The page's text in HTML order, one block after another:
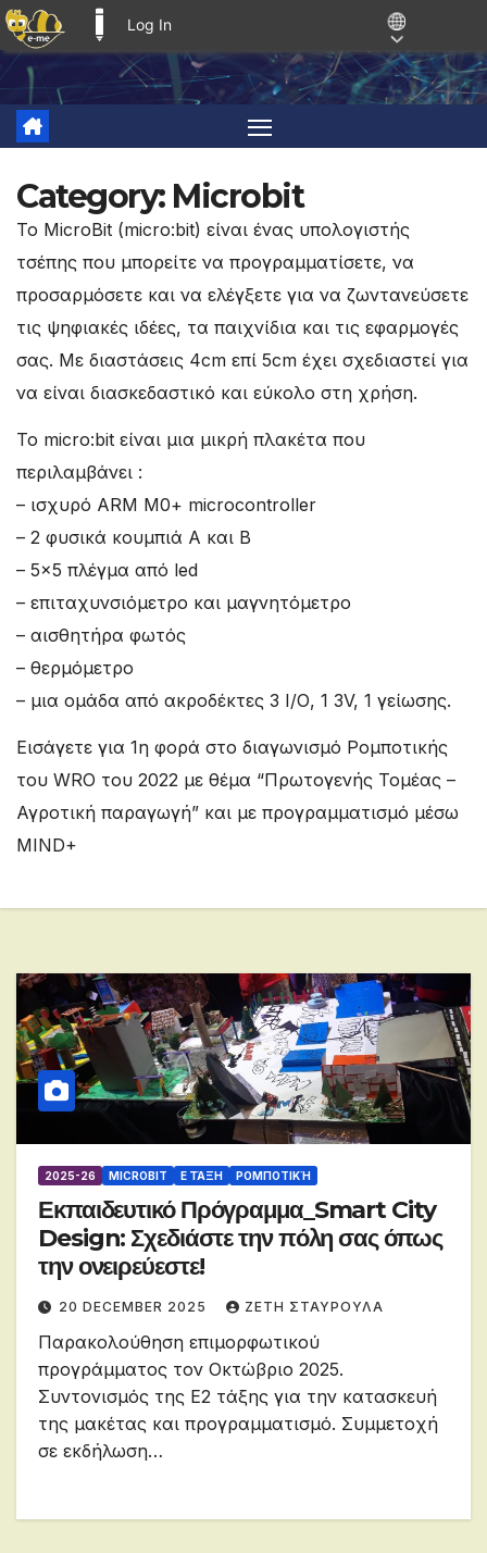
Log In
Skip
content
Category: Microbit
Το MicroBit (micro:bit) είναι ένας υπολογιστής
τσέπης που μπορείτε να προγραμματίσετε, να
προσαρμόσετε και να ελέγξετε για να ζωντανεύσετε
τις ψηφιακές ιδέες, τα παιχνίδια και τις εφαρμογές
σας. Με διαστάσεις 4cm επί 5cm έχει σχεδιαστεί για
να είναι διασκεδαστικό και εύκολο στη χρήση.
Το micro:bit είναι μια μικρή πλακέτα που
περιλαμβάνει :
– ισχυρό ARM M0+ microcontroller
– 2 φυσικά κουμπιά A και B
– 5×5 πλέγμα από led
– επιταχυνσιόμετρο και μαγνητόμετρο
– αισθητήρα φωτός
– θερμόμετρο
– μια ομάδα από ακροδέκτες 3 Ι/Ο, 1 3V, 1 γείωσης.
Εισάγετε για 1η φορά στο διαγωνισμό Ρομποτικής
του WRO του 2022 με θέμα “Πρωτογενής Τομέας –
Αγροτική παραγωγή” και με προγραμματισμό μέσω
MIND+
2025-26 MICROBIT Ε ΤΆΞΗ ΡΟΜΠΟΤΙΚΉ
Εκπαιδευτικό Πρόγραμμα_Smart City
Design: Σχεδιάστε την πόλη σας όπως
την ονειρεύεστε!
20 DECEMBER 2025 ΖΕΤΗ ΣΤΑΥΡΟΥΛΑ
Παρακολούθηση επιμορφωτικού
προγράμματος τον Οκτώβριο 2025.
Συντονισμός της Ε2 τάξης για την κατασκευή
της μακέτας και προγραμματισμό. Συμμετοχή
σε εκδήλωση…